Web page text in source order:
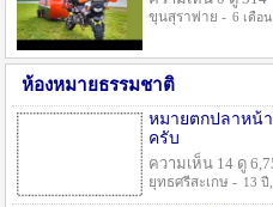
ขุนสุราพ่าย - 6 เดือน
ห้องหมายธรรมชาติ
หมายตกปลาหน้
ครับ
ความเห็น 14 ดู
ยุทธศรีสะเกษ - 13 ปี